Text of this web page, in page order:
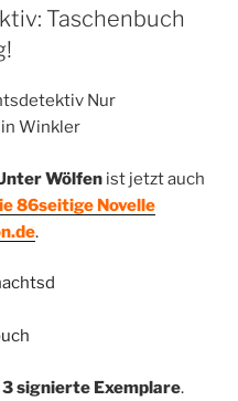
Taschenbuch
Wölfen ist jetzt auch
86seitige Novelle
.
3 signierte Exemplare.